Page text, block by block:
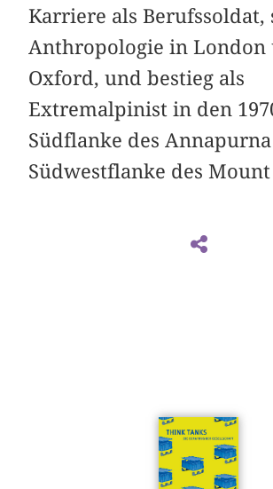
Karriere als Berufssoldat,
Anthropologie in London
Oxford, und bestieg als
Extremalpinist in den
Südflanke des
Südwestflanke des